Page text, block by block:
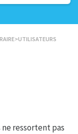
​>​ UTILISATEURS
ressortent pas